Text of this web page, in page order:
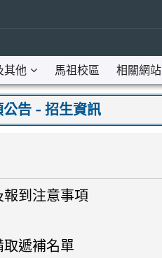
其他 馬祖校區 相關網站
公告 - 招生資訊
報到注意事項
取遞補名單